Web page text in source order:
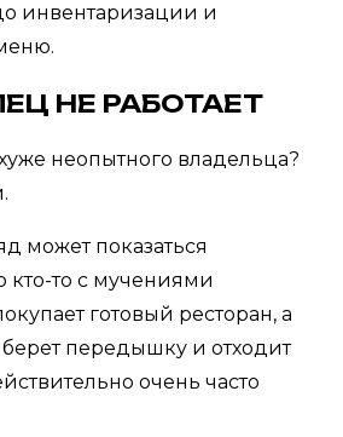
инвентаризации и
НЕ РАБОТАЕТ
неопытного владельца?
может показаться
кто-то с мучениями
готовый ресторан, а
передышку и отходит
очень часто